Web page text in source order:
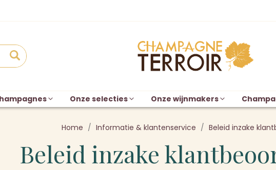
Onze selecties Onze wijnmakers
Home Informatie & klantenservice Beleid inzake
Beleid inzake